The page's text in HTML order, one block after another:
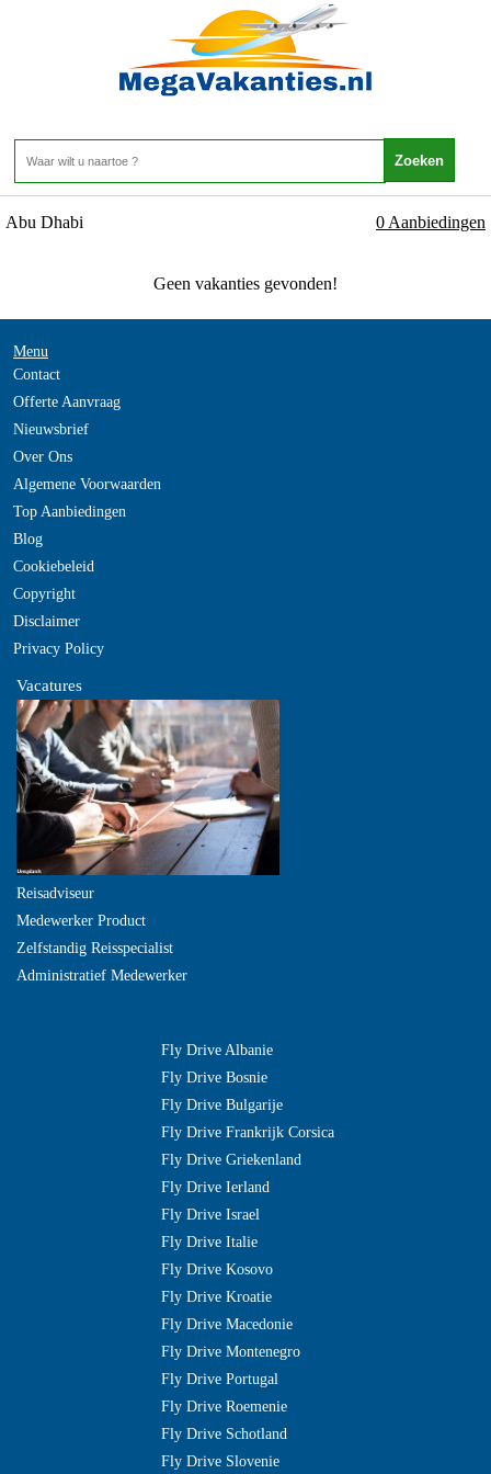
Home>
Abu Dhabi 0 Aanbiedingen
Geen vakanties gevonden!
Menu
Contact
Offerte Aanvraag
Nieuwsbrief
Over Ons
Algemene Voorwaarden
Top Aanbiedingen
Blog
Cookiebeleid
Copyright
Disclaimer
Privacy Policy
Vacatures
Reisadviseur
Medewerker Product
Zelfstandig Reisspecialist
Administratief Medewerker
Fly Drive Albanie
Fly Drive Bosnie
Fly Drive Bulgarije
Fly Drive Frankrijk Corsica
Fly Drive Griekenland
Fly Drive Ierland
Fly Drive Israel
Fly Drive Italie
Fly Drive Kosovo
Fly Drive Kroatie
Fly Drive Macedonie
Fly Drive Montenegro
Fly Drive Portugal
Fly Drive Roemenie
Fly Drive Schotland
Fly Drive Slovenie